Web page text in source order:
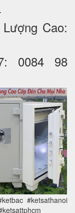
Cao:
0084 98
#ketsathanoi